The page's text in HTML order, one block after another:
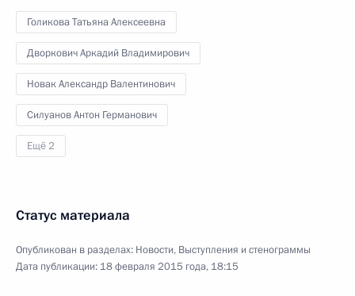
Голикова Татьяна Алексеевна
Дворкович Аркадий Владимирович
Новак Александр Валентинович
Силуанов Антон Германович
Ещё 2
Статус материала
Опубликован в разделах: Новости, Выступления и стенограммы
Дата публикации: 18 февраля 2015 года, 18:15